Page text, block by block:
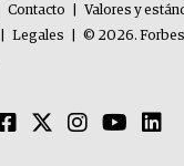
Contacto Valores y
Legales
© 2026.